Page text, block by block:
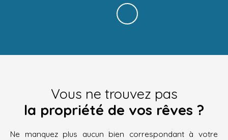
Vous ne trouvez pas
la propriété de vos rêves ?
Ne manquez plus aucun bien correspondant à votre